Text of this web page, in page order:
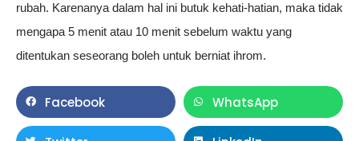
rubah. Karenanya dalam hal ini butuk kehati-hatian, maka tidak
mengapa 5 menit atau 10 menit sebelum waktu yang
ditentukan seseorang boleh untuk berniat ihrom.
Facebook WhatsApp